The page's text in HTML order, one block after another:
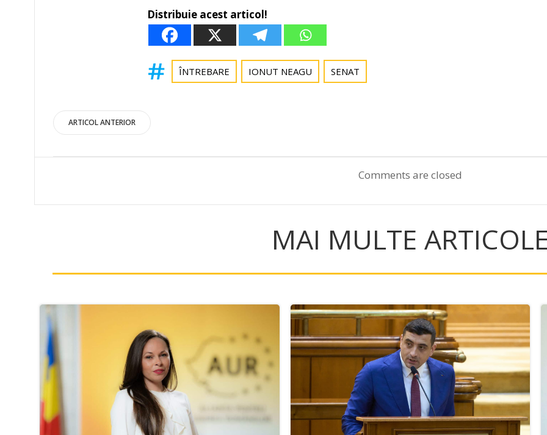
Distribuie acest articol!
ÎNTREBARE IONUT NEAGU SENAT
Post
navigation
ARTICOL ANTERIOR
navigation
Comments are closed
MAI MULTE